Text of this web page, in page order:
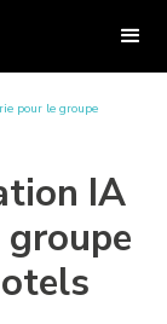
pour le groupe
IA